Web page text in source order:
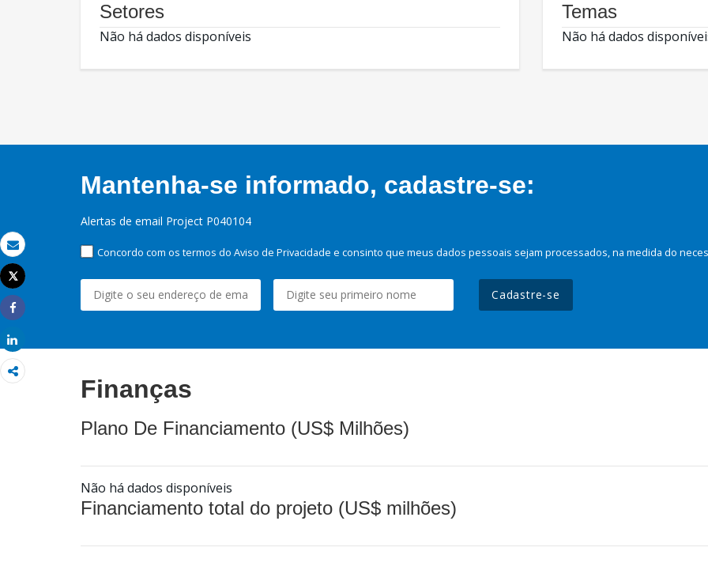
Email
Imprimir
Tweet
Share
Setores
Não há dados disponíveis
Temas
Não há dados
Mantenha-se informado, cadastre-se:
Alertas de email Project P040104
Concordo com os termos do Aviso de Privacidade e consinto que meus dados pessoais sejam processados, na medida do
Cadastre-se
Finanças
Plano De Financiamento (US$ Milhões)
Não há dados disponíveis
Financiamento total do projeto (US$ milhões)